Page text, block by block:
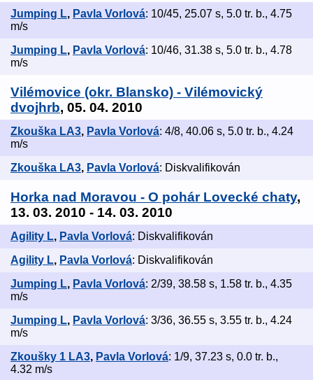
Jumping L, Pavla Vorlová: 10/45, 25.07 s, 5.0 tr. b., 4.75
m/s
Jumping L, Pavla Vorlová: 10/46, 31.38 s, 5.0 tr. b., 4.78
m/s
Vilémovice (okr. Blansko) - Vilémovický
dvojhrb, 05. 04. 2010
Zkouška LA3, Pavla Vorlová: 4/8, 40.06 s, 5.0 tr. b., 4.24
m/s
Zkouška LA3, Pavla Vorlová: Diskvalifikován
Horka nad Moravou - O pohár Lovecké chaty,
13. 03. 2010 - 14. 03. 2010
Agility L, Pavla Vorlová: Diskvalifikován
Agility L, Pavla Vorlová: Diskvalifikován
Jumping L, Pavla Vorlová: 2/39, 38.58 s, 1.58 tr. b., 4.35
m/s
Jumping L, Pavla Vorlová: 3/36, 36.55 s, 3.55 tr. b., 4.24
m/s
Zkoušky 1 LA3, Pavla Vorlová: 1/9, 37.23 s, 0.0 tr. b.,
4.32 m/s